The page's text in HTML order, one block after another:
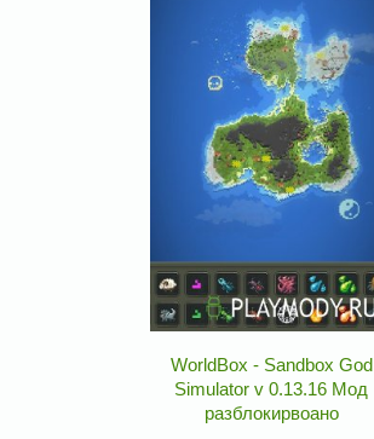
WorldBox - Sandbox God
Simulator v 0.13.16 Мод
разблокирвоано